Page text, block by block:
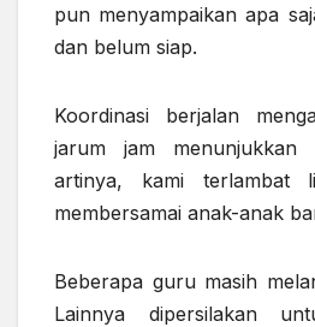
pun menyampaikan apa
dan belum siap.
Koordinasi berjalan
jarum jam
artinya, kami terlambat
membersamai anak-anak
Beberapa guru masih
Lainnya dipersilakan